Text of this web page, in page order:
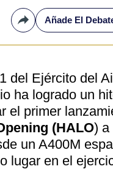
Compartir
Añade El
del Ejército del
ha logrado un
el primer
(HALO) a
un A400M
lugar en el